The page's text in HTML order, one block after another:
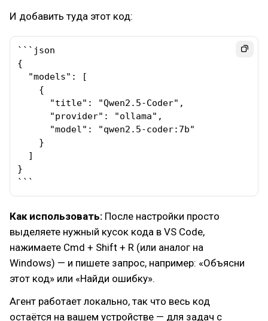
И добавить туда этот код:
```json
{
  "models": [
    {
      "title": "Qwen2.5-Coder",
      "provider": "ollama",
      "model": "qwen2.5-coder:7b"
    }
  ]
}
```
Как использовать: После настройки просто
выделяете нужный кусок кода в VS Code,
нажимаете Cmd + Shift + R (или аналог на
Windows) — и пишете запрос, например: «Объясни
этот код» или «Найди ошибку».
Агент работает локально, так что весь код
остаётся на вашем устройстве — для задач с